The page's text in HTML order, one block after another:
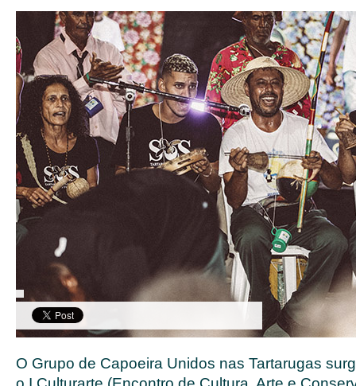
O Grupo de Capoeira Unidos nas Tartarugas